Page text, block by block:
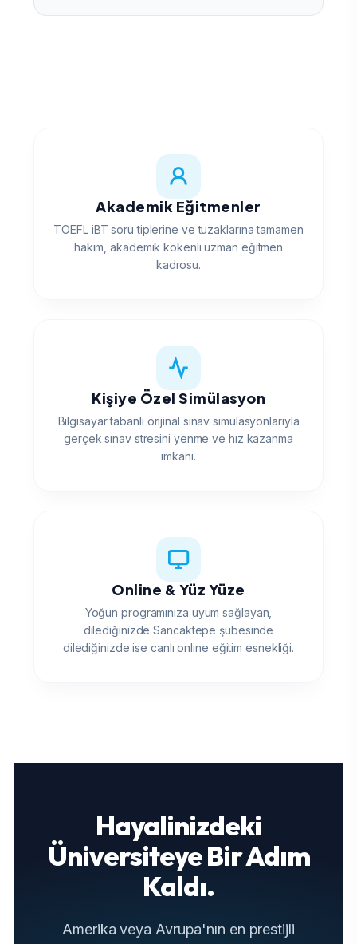
Akademik Eğitmenler
TOEFL iBT soru tiplerine ve tuzaklarına tamamen
hakim, akademik kökenli uzman eğitmen
kadrosu.
Kişiye Özel Simülasyon
Bilgisayar tabanlı orijinal sınav simülasyonlarıyla
gerçek sınav stresini yenme ve hız kazanma
imkanı.
Online & Yüz Yüze
Yoğun programınıza uyum sağlayan,
dilediğinizde Sancaktepe şubesinde
dilediğinizde ise canlı online eğitim esnekliği.
Hayalinizdeki
Üniversiteye Bir Adım
Kaldı.
Amerika veya Avrupa'nın en prestijli